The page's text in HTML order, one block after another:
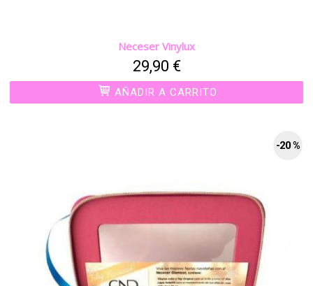
Neceser Vinylux
29,90 €
AÑADIR A CARRITO
-20 %